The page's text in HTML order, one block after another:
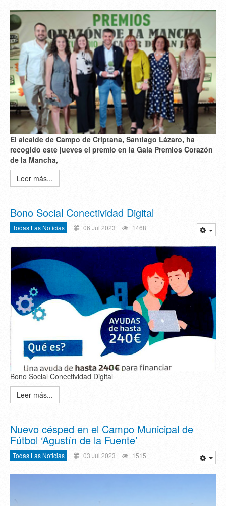
El alcalde de Campo de Criptana, Santiago Lázaro, ha
recogido este jueves el premio en la Gala Premios Corazón
de la Mancha,
Leer más...
Bono Social Conectividad Digital
Todas Las Noticias 06 Jul 2023 1468
Bono Social Conectividad Digital
Leer más...
Nuevo césped en el Campo Municipal de
Fútbol ‘Agustín de la Fuente’
Todas Las Noticias 03 Jul 2023 1515